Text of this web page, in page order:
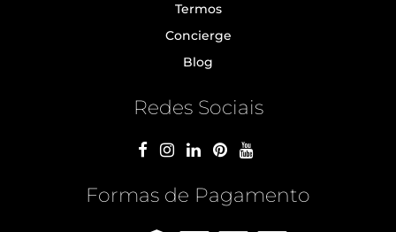
Termos
Concierge
Blog
Redes Sociais
Formas de Pagamento